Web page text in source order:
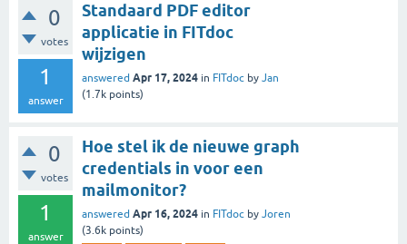
0
votes
1
answer
Standaard PDF editor
applicatie in FITdoc
wijzigen
answered Apr 17, 2024 in FITdoc by Jan
(1.7k points)
0
votes
1
answer
Hoe stel ik de nieuwe graph
credentials in voor een
mailmonitor?
answered Apr 16, 2024 in FITdoc by Joren
(3.6k points)